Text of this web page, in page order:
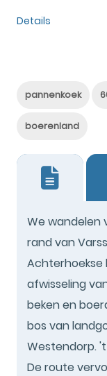
Details
pannenkoek
boerenland
We wandelen
rand van
Achterhoekse
afwisseling
beken en
bos van
Westendorp.
De route